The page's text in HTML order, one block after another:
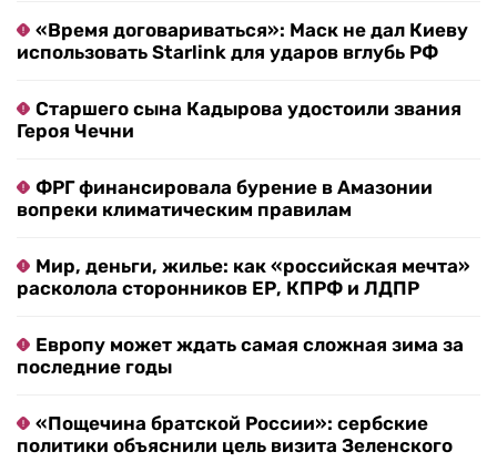
«Время договариваться»: Маск не дал Киеву
использовать Starlink для ударов вглубь РФ
Старшего сына Кадырова удостоили звания
Героя Чечни
ФРГ финансировала бурение в Амазонии
вопреки климатическим правилам
Мир, деньги, жилье: как «российская мечта»
расколола сторонников ЕР, КПРФ и ЛДПР
Европу может ждать самая сложная зима за
последние годы
«Пощечина братской России»: сербские
политики объяснили цель визита Зеленского